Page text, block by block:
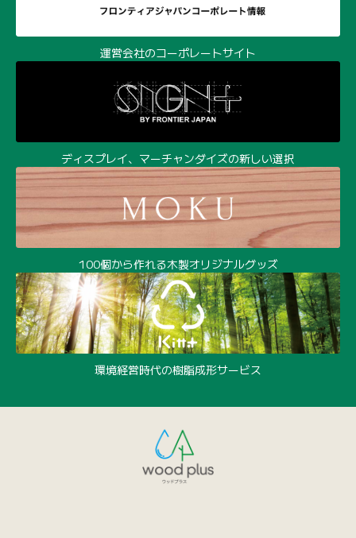
運営会社のコーポレートサイト
ディスプレイ、マーチャンダイズの新しい選択
100個から作れる木製オリジナルグッズ
環境経営時代の樹脂成形サービス